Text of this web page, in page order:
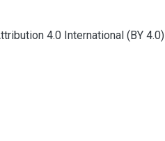
4.0 International (BY 4.0)